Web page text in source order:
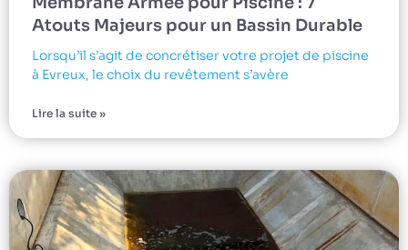
Atouts Majeurs pour un Bassin Durable
Lorsqu’il s’agit de concrétiser votre projet de piscine
à Evreux, le choix du revêtement s’avère
Lire la suite »